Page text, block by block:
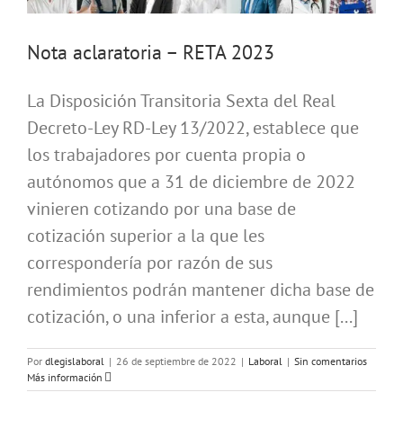
Nota aclaratoria – RETA 2023
La Disposición Transitoria Sexta del Real
Decreto-Ley RD-Ley 13/2022, establece que
los trabajadores por cuenta propia o
autónomos que a 31 de diciembre de 2022
vinieren cotizando por una base de
cotización superior a la que les
correspondería por razón de sus
rendimientos podrán mantener dicha base de
cotización, o una inferior a esta, aunque [...]
Por dlegislaboral | 26 de septiembre de 2022 | Laboral | Sin comentarios
Más información